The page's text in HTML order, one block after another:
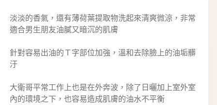
淡淡的香氣，還有薄荷葉提取物洗起來清爽微涼，非常
適合男生朋友油膩又暗沉的肌膚
針對容易出油的Ｔ字部位加強，溫和去除臉上的油垢髒
汙
大衛哥平常工作上也是在外奔波，除了日曬加上室外室
內的環境之下，也容易造成肌膚的油水不平衡